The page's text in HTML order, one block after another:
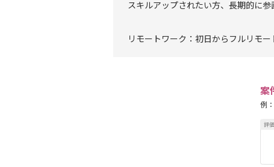
スキルアップされたい方、長期的に参
リモートワーク：初日からフルリモー
案
例